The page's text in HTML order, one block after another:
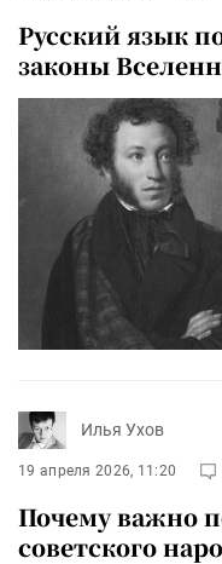
Русский язык
законы
Илья Ухов
19 апреля 2026, 11:20
Почему важно
советского